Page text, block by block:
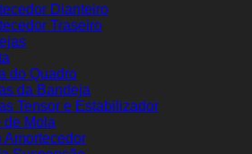
Dianteiro
Traseiro
do Quadro
da Bandeja
Tensor e Estabilizador
de Mola
Amortecedor